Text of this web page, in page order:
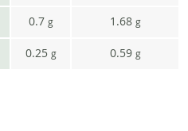
0.7 g 1.68 g
0.25 g 0.59 g